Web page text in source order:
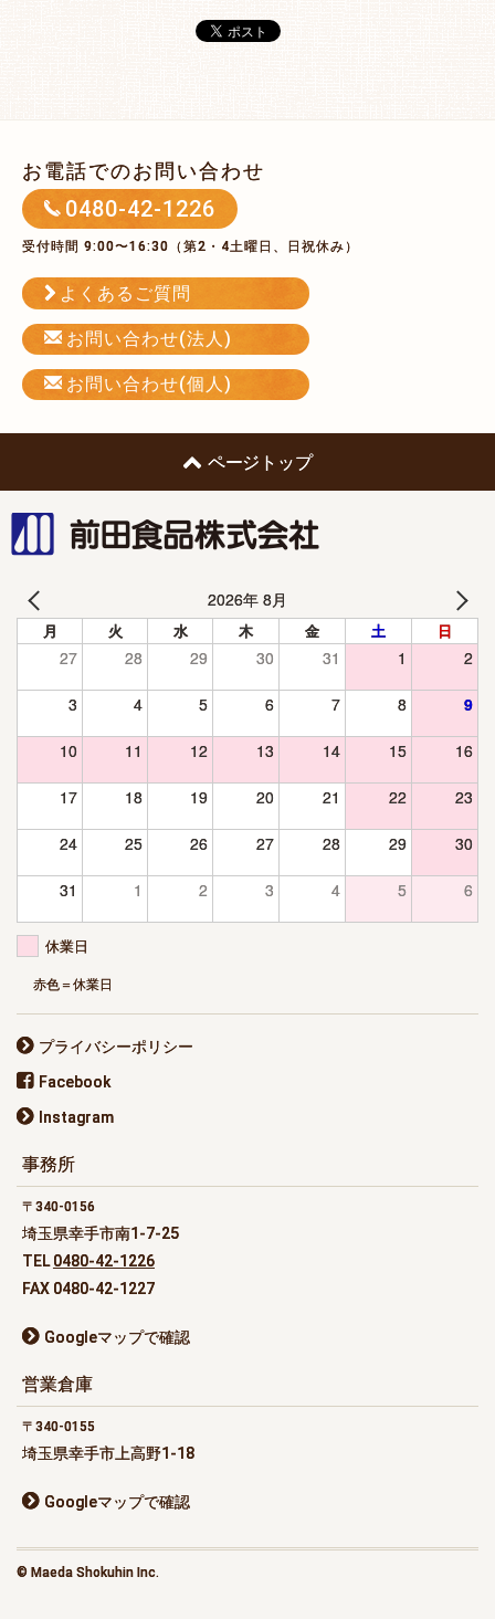
お電話でのお問い合わせ
0480-42-1226
受付時間 9:00〜16:30（第2・4土曜日、日祝休み）
よくあるご質問
お問い合わせ(法人)
お問い合わせ(個人)
ページトップ
2026年 8月
月 火 水 木 金 土 日
27 28 29 30 31 1 2
3 4 5 6 7 8 9
10 11 12 13 14 15 16
17 18 19 20 21 22 23
24 25 26 27 28 29 30
31 1 2 3 4 5 6
休業日
赤色＝休業日
プライバシーポリシー
Facebook
Instagram
事務所
340-0156
埼玉県幸手市南1-7-25
TEL0480-42-1226
FAX 0480-42-1227
Googleマップで確認
営業倉庫
340-0155
埼玉県幸手市上高野1-18
Googleマップで確認
© Maeda Shokuhin Inc.